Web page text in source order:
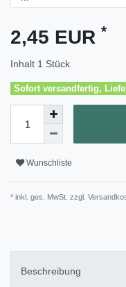
2,45 EUR *
Inhalt 1 Stück
Sofort versandfertig,
Wunschliste
* inkl. ges. MwSt. zzgl.
Beschreibung